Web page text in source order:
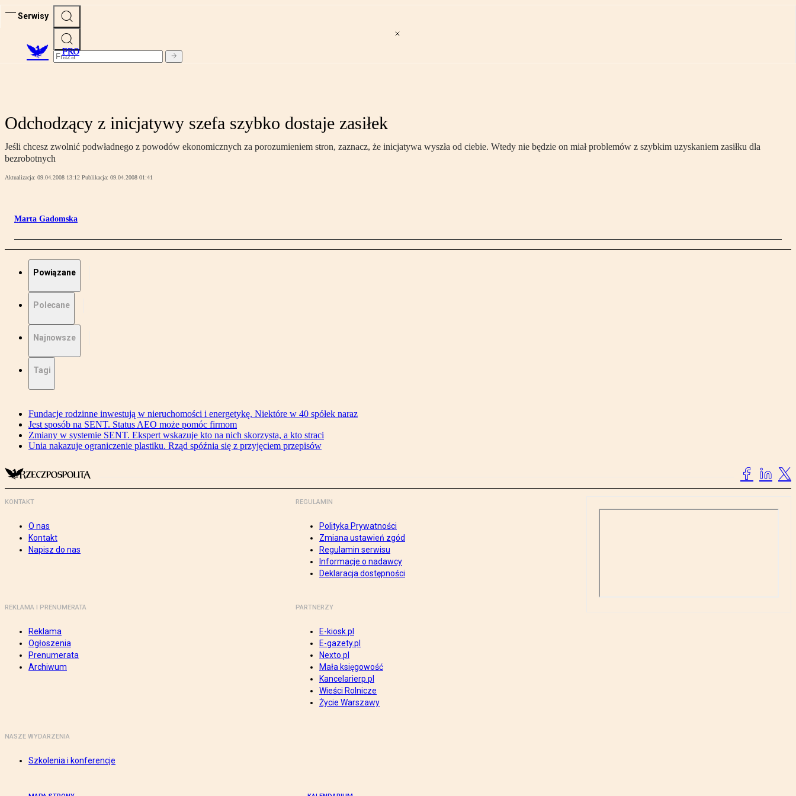
Serwisy
PRO
Odchodzący z inicjatywy szefa szybko dostaje zasiłek
Jeśli chcesz zwolnić podwładnego z powodów ekonomicznych za porozumieniem stron, zaznacz, że inicjatywa wyszła od ciebie. Wtedy nie będzie on miał problemów z szybkim uzyskaniem zasiłku dla
bezrobotnych
Aktualizacja: 09.04.2008 13:12 Publikacja: 09.04.2008 01:41
Marta Gadomska
Powiązane
Polecane
Najnowsze
Tagi
Fundacje rodzinne inwestują w nieruchomości i energetykę. Niektóre w 40 spółek naraz
Jest sposób na SENT. Status AEO może pomóc firmom
Zmiany w systemie SENT. Ekspert wskazuje kto na nich skorzysta, a kto straci
Unia nakazuje ograniczenie plastiku. Rząd spóźnia się z przyjęciem przepisów
KONTAKT
O nas
Kontakt
Napisz do nas
REGULAMIN
Polityka Prywatności
Zmiana ustawień zgód
Regulamin serwisu
Informacje o nadawcy
Deklaracja dostępności
REKLAMA I PRENUMERATA
Reklama
Ogłoszenia
Prenumerata
Archiwum
PARTNERZY
E-kiosk.pl
E-gazety.pl
Nexto.pl
Mała księgowość
Kancelarierp.pl
Wieści Rolnicze
Życie Warszawy
NASZE WYDARZENIA
Szkolenia i konferencje